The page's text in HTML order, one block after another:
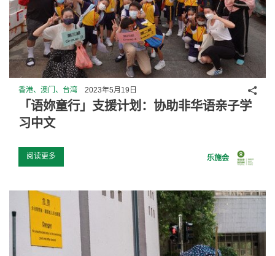
香港、澳门、台湾 2023年5月19日
「语妳童行」支援计划：协助非华语亲子学
习中文
阅读更多 乐施会
分享